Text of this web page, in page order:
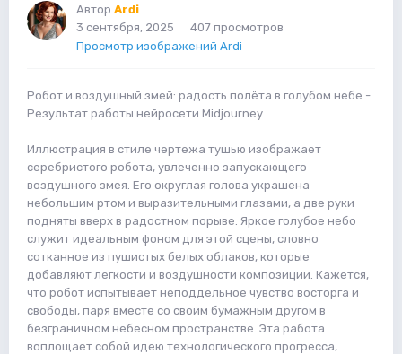
Автор Ardi
3 сентября, 2025
407 просмотров
Просмотр изображений Ardi
Робот и воздушный змей: радость полёта в голубом небе -
Результат работы нейросети Midjourney
Иллюстрация в стиле чертежа тушью изображает
серебристого робота, увлеченно запускающего
воздушного змея. Его округлая голова украшена
небольшим ртом и выразительными глазами, а две руки
подняты вверх в радостном порыве. Яркое голубое небо
служит идеальным фоном для этой сцены, словно
сотканное из пушистых белых облаков, которые
добавляют легкости и воздушности композиции. Кажется,
что робот испытывает неподдельное чувство восторга и
свободы, паря вместе со своим бумажным другом в
безграничном небесном пространстве. Эта работа
воплощает собой идею технологического прогресса,